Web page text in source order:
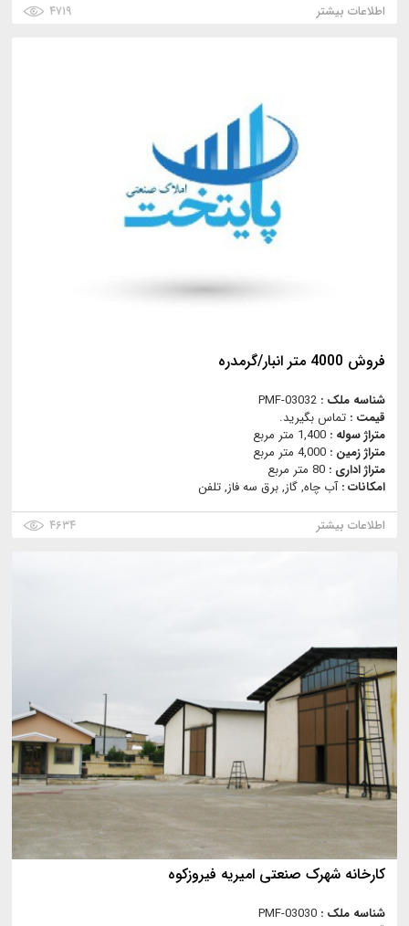
اطلاعات بیشتر
۴۷۱۹
فروش 4000 متر انبار/گرمدره
شناسه ملک : PMF-03032
قیمت : تماس بگیرید.
متراژ سوله : 1,400 متر مربع
متراژ زمین : 4,000 متر مربع
متراژ اداری : 80 متر مربع
امکانات :آب چاه, گاز, برق سه فاز, تلفن
اطلاعات بیشتر
۴۶۳۴
کارخانه شهرک صنعتی امیریه فیروزکوه
شناسه ملک : PMF-03030